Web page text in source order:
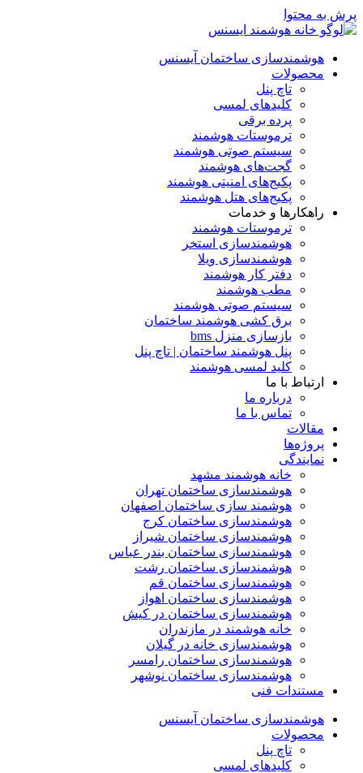
پرش به محتوا
هوشمندسازی ساختمان آیسنس
محصولات
تاچ پنل
کلیدهای لمسی
پرده برقی
ترموستات هوشمند
سیستم صوتی هوشمند
گجت‌های هوشمند
پکیج‌های امنیتی هوشمند
پکیج‌های هتل هوشمند
راهکارها و خدمات
ترموستات هوشمند
هوشمندسازی استخر
هوشمندسازی ویلا
دفتر کار هوشمند
مطب هوشمند
سیستم صوتی هوشمند
برق کشی هوشمند ساختمان
بازسازی منزل bms
پنل هوشمند ساختمان | تاچ پنل
کلید لمسی هوشمند
ارتباط با ما
درباره ما
تماس با ما
مقالات
پروژه‌ها
نمایندگی
خانه هوشمند مشهد
هوشمندسازی ساختمان تهران
هوشمند سازی ساختمان اصفهان
هوشمندسازی ساختمان کرج
هوشمندسازی ساختمان شیراز
هوشمندسازی ساختمان بندر عباس
هوشمندسازی ساختمان رشت
هوشمندسازی ساختمان قم
هوشمندسازی ساختمان اهواز
هوشمندسازی ساختمان در کیش
خانه هوشمند در مازندران
هوشمندسازی خانه در گیلان
هوشمندسازی ساختمان رامسر
هوشمندسازی ساختمان نوشهر
مستندات فنی
هوشمندسازی ساختمان آیسنس
محصولات
تاچ پنل
کلیدهای لمسی